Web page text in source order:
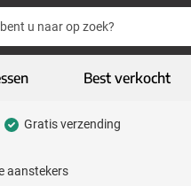
& textiel categorie
Best verkocht
Gratis verzending
aanstekers